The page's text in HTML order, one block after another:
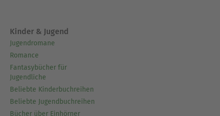
Kinder & Jugend
Jugendromane
Romance
Fantasybücher für
Jugendliche
Beliebte Kinderbuchreihen
Beliebte Jugendbuchreihen
Bücher über Einhörner